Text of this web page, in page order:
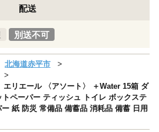
配送
別送不可
北海道赤平市
エリエール 〈アソート〉 ＋Water 15箱 ダ
ペーパー ティッシュ トイレ ボックステ
紙 防災 常備品 備蓄品 消耗品 備蓄 日用